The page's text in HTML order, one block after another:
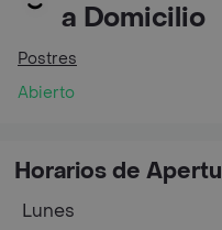
a Domicilio
Postres
Abierto
Horarios de
Lunes